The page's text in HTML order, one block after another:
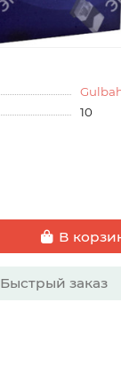
10
В
Быстрый заказ